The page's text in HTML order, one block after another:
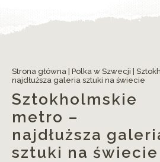
Strona główna Polka w Szwecji
najdłuższa galeria sztuki na świecie
Sztokholmskie
metro –
najdłuższa
sztuki na świecie